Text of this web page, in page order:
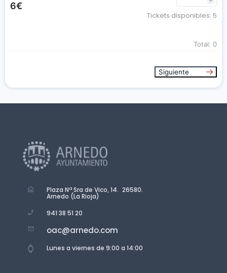
6€
Tickets disponibles: 5
Total: 0
Siguiente
Plaza Nª Sra de Vico, 14. 26580.
Arnedo (La Rioja)
941 38 51 20
oac@arnedo.com
Lunes a viernes de 9:00 a 14:00